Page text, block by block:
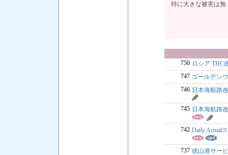
特に大きな被害は
750 ロシア THC
747 ゴールデン
746 日本海航路
745 日本海航路
742 Daily Actual
737 徳山港サー